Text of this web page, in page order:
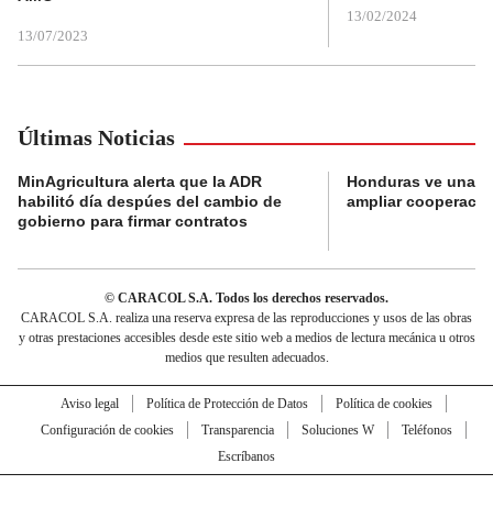
13/07/2023
13/02/2024
Últimas Noticias
MinAgricultura alerta que la ADR
habilitó día despúes del cambio de
gobierno para firmar contratos
Honduras ve una
ampliar
© CARACOL S.A. Todos los derechos reservados.
CARACOL S.A. realiza una reserva expresa de las reproducciones y usos de las obras
y otras prestaciones accesibles desde este sitio web a medios de lectura mecánica u otros
medios que resulten adecuados.
Aviso legal Política de Protección de Datos
Política de cookies
Configuración de cookies
Transparencia Soluciones W
Teléfonos
Escríbanos